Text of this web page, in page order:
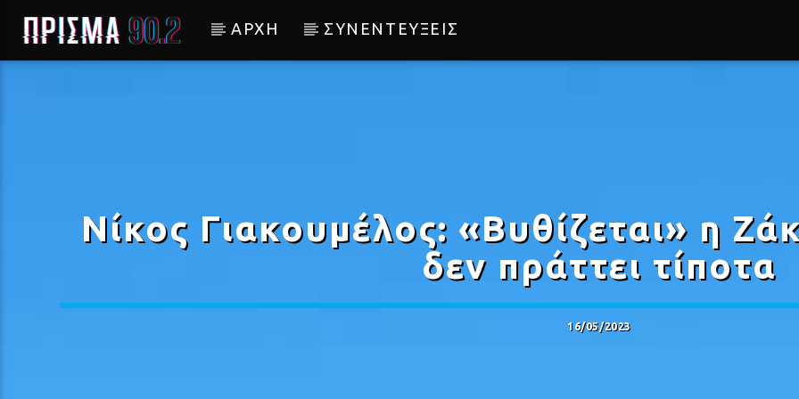
ΑΡΧΗ ΣΥΝΕΝΤΕΥΞΕΙΣ
Νίκος Γιακουμέλος: «Βυθίζεται» η
δεν πράττει τίποτα
16/05/2023